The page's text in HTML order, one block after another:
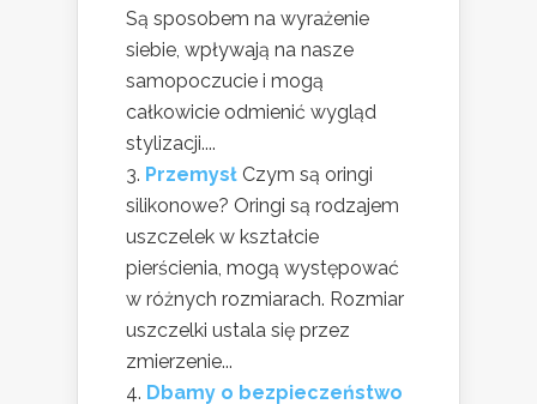
Są sposobem na wyrażenie
siebie, wpływają na nasze
samopoczucie i mogą
całkowicie odmienić wygląd
stylizacji....
Przemysł Czym są oringi
silikonowe? Oringi są rodzajem
uszczelek w kształcie
pierścienia, mogą występować
w różnych rozmiarach. Rozmiar
uszczelki ustala się przez
zmierzenie...
Dbamy o bezpieczeństwo